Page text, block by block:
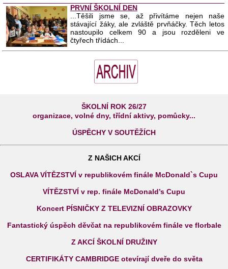
PRVNÍ ŠKOLNÍ DEN
...Těšili jsme se, až přivítáme nejen naše
stávající žáky, ale zvláště prvňáčky. Těch letos
nastoupilo celkem 90 a jsou rozděleni ve
čtyřech třídách...
ŠKOLNÍ ROK 26/27
organizace, volné dny, třídní aktivy, pomůcky...
ÚSPĚCHY V SOUTĚŽÍCH
Z NAŠICH AKCÍ
OSLAVA VÍTĚZSTVÍ v republikovém finále McDonald`s Cupu
VÍTĚZSTVÍ v rep. finále McDonald’s Cupu
Koncert PÍSNIČKY Z TELEVIZNÍ OBRAZOVKY
Fantastický úspěch děvčat na republikovém finále ve florbale
Z AKCÍ ŠKOLNÍ DRUŽINY
CERTIFIKÁTY CAMBRIDGE otevírají dveře do světa